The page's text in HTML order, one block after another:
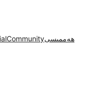
ھەممىسىCommunity